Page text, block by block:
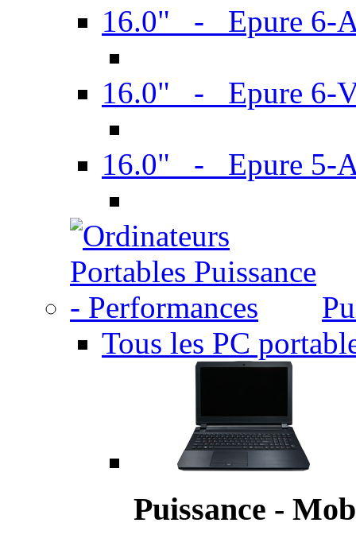
16.0" - Epure 6-
16.0" - Epure 6-
16.0" - Epure 5-
Tous les PC
Puissance -